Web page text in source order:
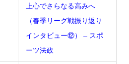
上心でさらなる高みへ
（春季リーグ戦振り返り
インタビュー⑫） – スポ
ーツ法政